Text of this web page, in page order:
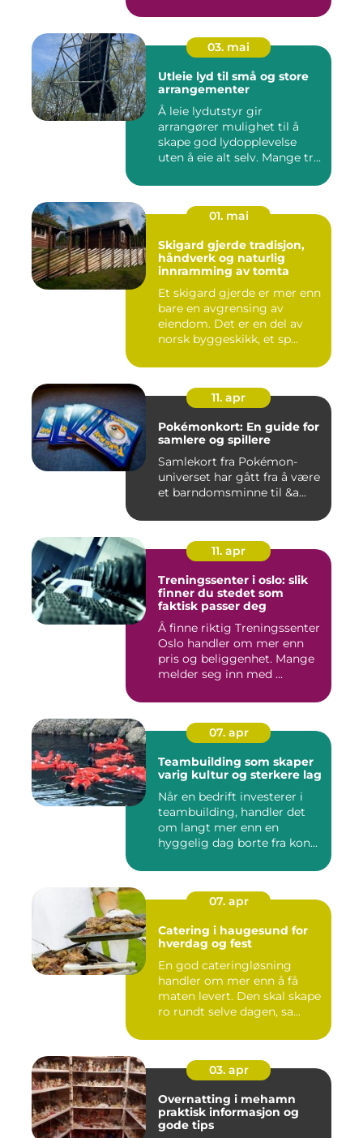
03. mai
Utleie lyd til små og store
arrangementer
Å leie lydutstyr gir
arrangører mulighet til å
skape god lydopplevelse
uten å eie alt selv. Mange tr...
01. mai
Skigard gjerde tradisjon,
håndverk og naturlig
innramming av tomta
Et skigard gjerde er mer enn
bare en avgrensing av
eiendom. Det er en del av
norsk byggeskikk, et sp...
11. apr
Pokémonkort: En guide for
samlere og spillere
Samlekort fra Pokémon-
universet har gått fra å være
et barndomsminne til &a...
11. apr
Treningssenter i oslo: slik
finner du stedet som
faktisk passer deg
Å finne riktig Treningssenter
Oslo handler om mer enn
pris og beliggenhet. Mange
melder seg inn med ...
07. apr
Teambuilding som skaper
varig kultur og sterkere lag
Når en bedrift investerer i
teambuilding, handler det
om langt mer enn en
hyggelig dag borte fra kon...
07. apr
Catering i haugesund for
hverdag og fest
En god cateringløsning
handler om mer enn å få
maten levert. Den skal skape
ro rundt selve dagen, sa...
03. apr
Overnatting i mehamn
praktisk informasjon og
gode tips